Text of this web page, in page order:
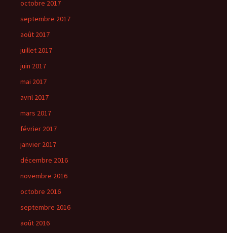
octobre 2017
septembre 2017
août 2017
juillet 2017
juin 2017
mai 2017
avril 2017
mars 2017
février 2017
janvier 2017
décembre 2016
novembre 2016
octobre 2016
septembre 2016
août 2016